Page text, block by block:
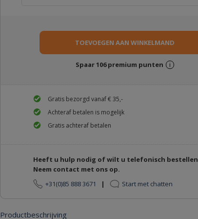
Spaar106premium punten i
Gratis bezorgd vanaf € 35,-
Achteraf betalen is mogelijk
Gratis achteraf betalen
Heeft u hulp nodig of wilt u telefonisch
Neem contact met ons op.
+31(0)85 888 3671
| Start met chatten
Productbeschrijving